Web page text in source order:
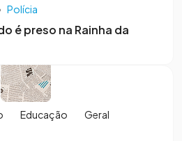
Polícia
é preso na Rainha da
Educação Geral